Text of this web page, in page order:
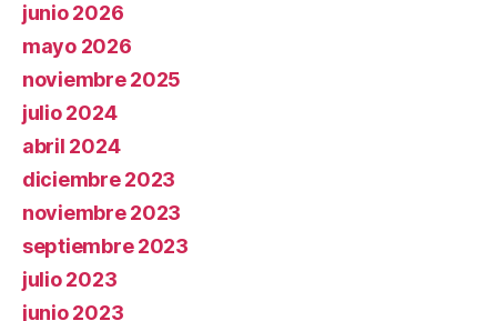
junio 2026
mayo 2026
noviembre 2025
julio 2024
abril 2024
diciembre 2023
noviembre 2023
septiembre 2023
julio 2023
junio 2023